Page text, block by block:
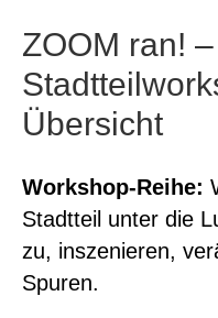
ZOOM ran! –
Übersicht
Workshop-Reihe:
Stadtteil unter die
zu, inszenieren,
Spuren.